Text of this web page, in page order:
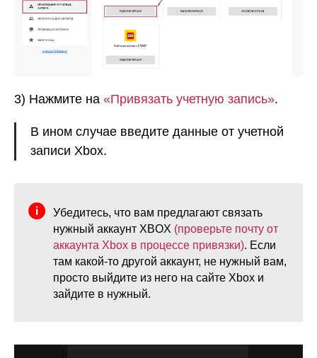
3) Нажмите на «Привязать учетную запись».
В ином случае введите данные от учетной
записи Xbox.
Убедитесь, что вам предлагают связать
нужный аккаунт XBOX (проверьте почту от
аккаунта Xbox в процессе привязки). Если
там какой-то другой аккаунт, не нужный вам,
просто выйдите из него на сайте Xbox и
зайдите в нужный.